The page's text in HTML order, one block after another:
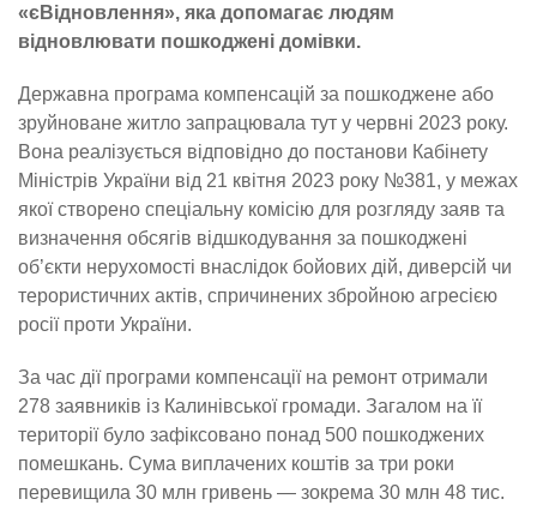
«єВідновлення», яка допомагає людям
відновлювати пошкоджені домівки.
Державна програма компенсацій за пошкоджене або
зруйноване житло запрацювала тут у червні 2023 року.
Вона реалізується відповідно до постанови Кабінету
Міністрів України від 21 квітня 2023 року №381, у межах
якої створено спеціальну комісію для розгляду заяв та
визначення обсягів відшкодування за пошкоджені
об’єкти нерухомості внаслідок бойових дій, диверсій чи
терористичних актів, спричинених збройною агресією
росії проти України.
За час дії програми компенсації на ремонт отримали
278 заявників із Калинівської громади. Загалом на її
території було зафіксовано понад 500 пошкоджених
помешкань. Сума виплачених коштів за три роки
перевищила 30 млн гривень — зокрема 30 млн 48 тис.